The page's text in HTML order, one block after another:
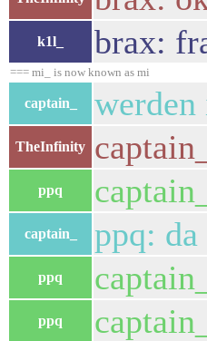
k1l_ brax:
=== mi_ is now known as mi
captain_
TheInfinity
ppq
captain_ ppq:
ppq
ppq